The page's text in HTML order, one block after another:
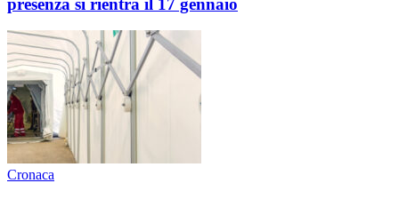
Cronaca